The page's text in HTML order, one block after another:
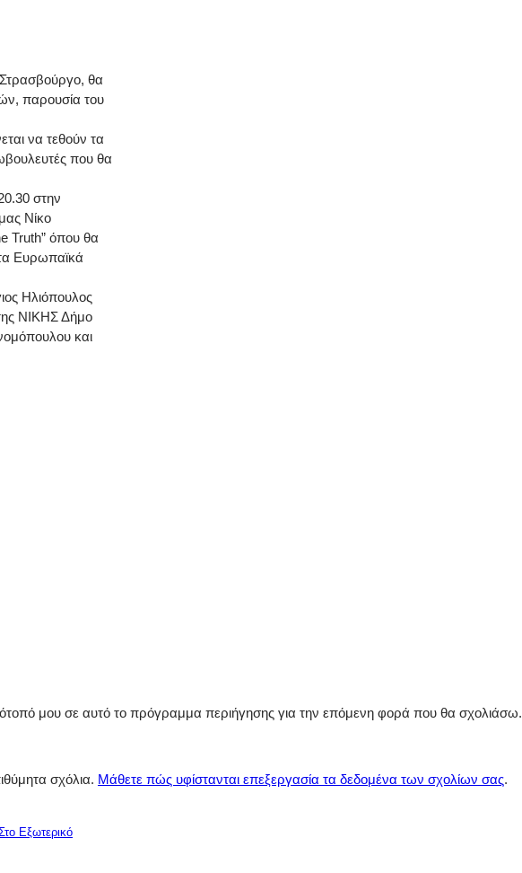
Στρασβούργο, θα
παρουσία του
να τεθούν τα
που θα
στην
Νίκο
Truth” όπου θα
Ευρωπαϊκά
Ηλιόπουλος
ΝΙΚΗΣ Δήμο
και
μου σε αυτό το πρόγραμμα περιήγησης για την επόμενη φορά που θα σχολιάσω.
σχόλια. Μάθετε πώς υφίστανται επεξεργασία τα δεδομένα των σχολίων σας.
Εξωτερικό